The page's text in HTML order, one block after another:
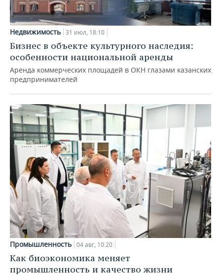
Недвижимость 31 июл, 18:10
Бизнес в объекте культурного наследия:
особенности национальной аренды
Аренда коммерческих площадей в ОКН глазами казанских
предпринимателей
Промышленность 04 авг, 10:20
Как биоэкономика меняет
промышленность и качество жизни